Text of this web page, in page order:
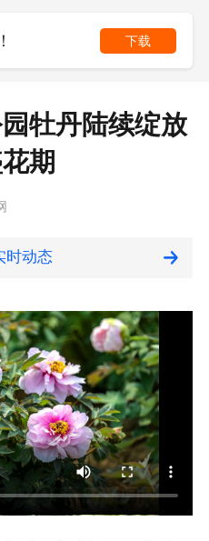
下载
园牡丹陆续绽放
期
时动态